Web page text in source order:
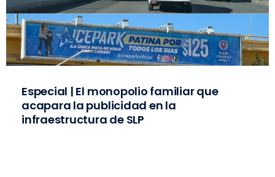
Especial | El monopolio familiar que
acapara la publicidad en la
infraestructura de SLP